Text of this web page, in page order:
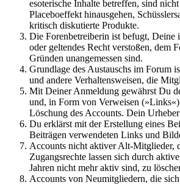
esoterische Inhalte betreffen, sind
Placeboeffekt hinausgehen,
kritisch diskutierte Produkte.
Die Forenbetreiberin ist befugt, Deine
oder geltendes Recht verstoßen, dem
Gründen unangemessen sind.
Grundlage des Austauschs im Forum
und andere Verhaltensweisen, die
Mit Deiner Anmeldung gewährst Du
und, in Form von Verweisen
Löschung des Accounts. Dein
Du erklärst mit der Erstellung eines
Beiträgen verwendeten Links und
Accounts nicht aktiver Alt-Mitglieder,
Zugangsrechte lassen sich durch
Jahren nicht mehr aktiv sind, zu
Accounts von Neumitgliedern, die